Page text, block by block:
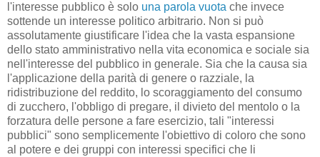
l'interesse pubblico è solo una parola vuota che invece
sottende un interesse politico arbitrario. Non si può
assolutamente giustificare l'idea che la vasta espansione
dello stato amministrativo nella vita economica e sociale sia
nell'interesse del pubblico in generale. Sia che la causa sia
l'applicazione della parità di genere o razziale, la
ridistribuzione del reddito, lo scoraggiamento del consumo
di zucchero, l'obbligo di pregare, il divieto del mentolo o la
forzatura delle persone a fare esercizio, tali "interessi
pubblici" sono semplicemente l'obiettivo di coloro che sono
al potere e dei gruppi con interessi specifici che li